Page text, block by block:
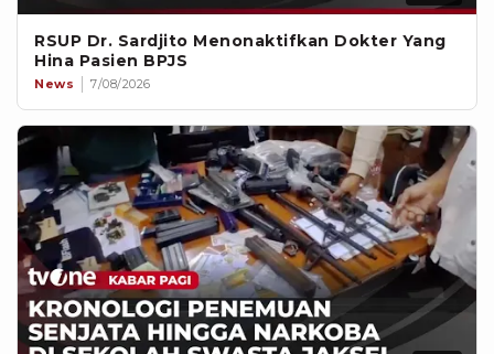
RSUP Dr. Sardjito Menonaktifkan Dokter Yang
Hina Pasien BPJS
News 7/08/2026